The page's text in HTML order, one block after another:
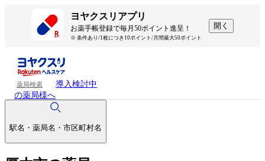
ヨヤクスリアプリ
お薬手帳登録で毎月50ポイント進呈！
※ 条件あり/1枚につき10ポイント/月間最大50ポイント
開く
薬局検索
導入検討中
の薬局様へ
駅名・薬局名・市区町村名